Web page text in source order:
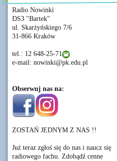
Radio Nowinki
DS3 "Bartek"
ul. Skarżyńskiego 7/6
31-866 Kraków
tel.: 12 648-25-71
e-mail: nowinki@pk.edu.pl
Obserwuj nas na:
ZOSTAŃ JEDNYM Z NAS !!
Już teraz zgłoś się do nas i naucz się
radiowego fachu. Zdobądź cenne